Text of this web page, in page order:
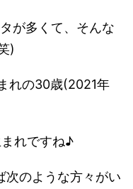
が多くて、そんな
)
れの30歳(2021年
れですね♪
次のような方々がい